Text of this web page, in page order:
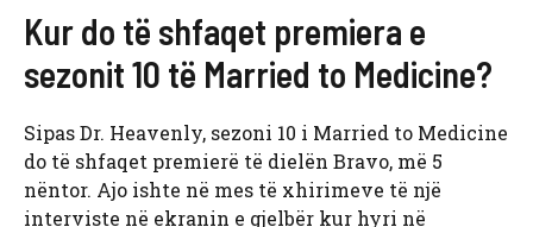
Kur do të shfaqet premiera e
sezonit 10 të Married to Medicine?
Sipas Dr. Heavenly, sezoni 10 i Married to Medicine
do të shfaqet premierë të dielën Bravo, më 5
nëntor. Ajo ishte në mes të xhirimeve të një
interviste në ekranin e gjelbër kur hyri në